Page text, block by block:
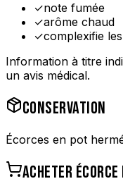
✓note fumée
✓arôme chaud
✓complexifie
Information à titre
un avis médical.
CONSERVATION
Écorces en pot
ACHETER